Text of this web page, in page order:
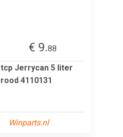
€ 9.88
tcp Jerrycan 5 liter
rood 4110131
Winparts.nl